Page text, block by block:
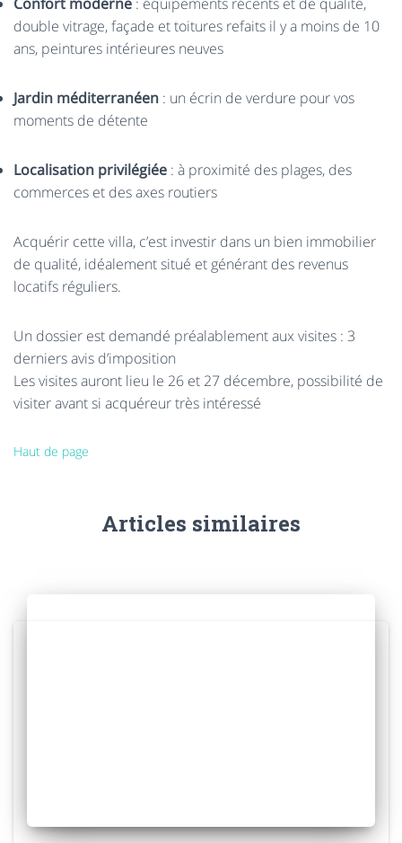
double vitrage, façade et toitures refaits il y a moins de 10
ans, peintures intérieures neuves
Jardin méditerranéen : un écrin de verdure pour vos
moments de détente
Localisation privilégiée : à proximité des plages, des
commerces et des axes routiers
Acquérir cette villa, c’est investir dans un bien immobilier
de qualité, idéalement situé et générant des revenus
locatifs réguliers.
Un dossier est demandé préalablement aux visites : 3
derniers avis d’imposition
Les visites auront lieu le 26 et 27 décembre, possibilité de
visiter avant si acquéreur très intéressé
Haut de page
Articles similaires